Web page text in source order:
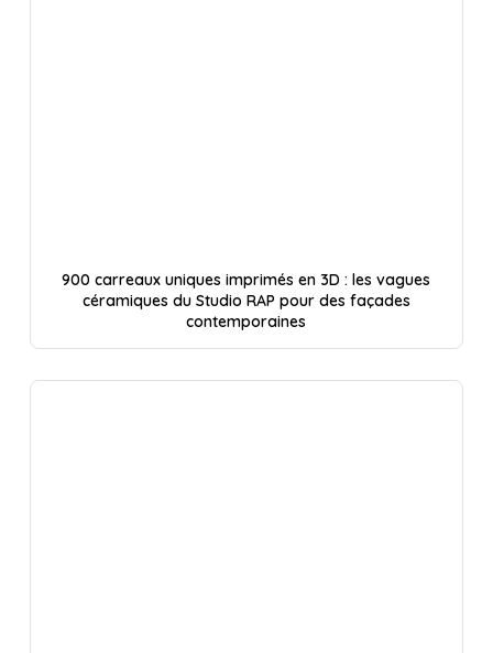
900 carreaux uniques imprimés en 3D : les vagues
céramiques du Studio RAP pour des façades
contemporaines